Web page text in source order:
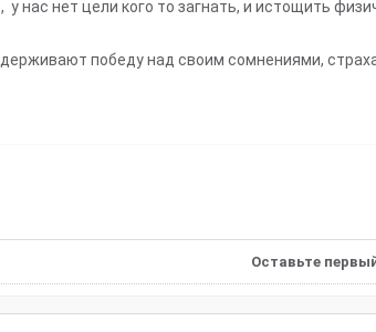
нас нет цели кого то загнать, и истощить
победу над своим сомнениями,
Оставьте